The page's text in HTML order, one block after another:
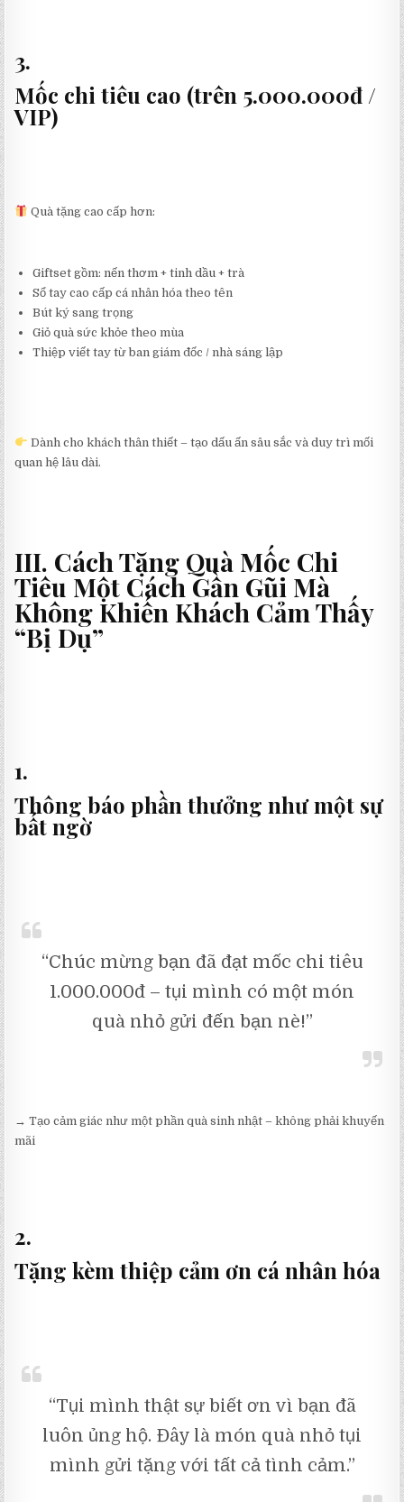
3.
Mốc chi tiêu cao (trên 5.000.000đ /
VIP)
Quà tặng cao cấp hơn:
Giftset gồm: nến thơm + tinh dầu + trà
Sổ tay cao cấp cá nhân hóa theo tên
Bút ký sang trọng
Giỏ quà sức khỏe theo mùa
Thiệp viết tay từ ban giám đốc / nhà sáng lập
Dành cho khách thân thiết – tạo dấu ấn sâu sắc và duy trì mối
quan hệ lâu dài.
III. Cách Tặng Quà Mốc Chi
Tiêu Một Cách Gần Gũi Mà
Không Khiến Khách Cảm Thấy
“Bị Dụ”
1.
Thông báo phần thưởng như một sự
bất ngờ
“Chúc mừng bạn đã đạt mốc chi tiêu
1.000.000đ – tụi mình có một món
quà nhỏ gửi đến bạn nè!”
→ Tạo cảm giác như một phần quà sinh nhật – không phải khuyến
mãi
2.
Tặng kèm thiệp cảm ơn cá nhân hóa
“Tụi mình thật sự biết ơn vì bạn đã
luôn ủng hộ. Đây là món quà nhỏ tụi
mình gửi tặng với tất cả tình cảm.”